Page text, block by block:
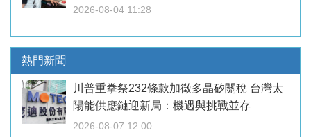
2026-08-04 11:28
熱門新聞
川普重拳祭232條款加徵多晶矽關稅 台灣太
陽能供應鏈迎新局：機遇與挑戰並存
2026-08-07 12:00